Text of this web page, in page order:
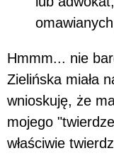
Hmmm... nie
Zielińska miała
wnioskuję, że
mojego
właściwie